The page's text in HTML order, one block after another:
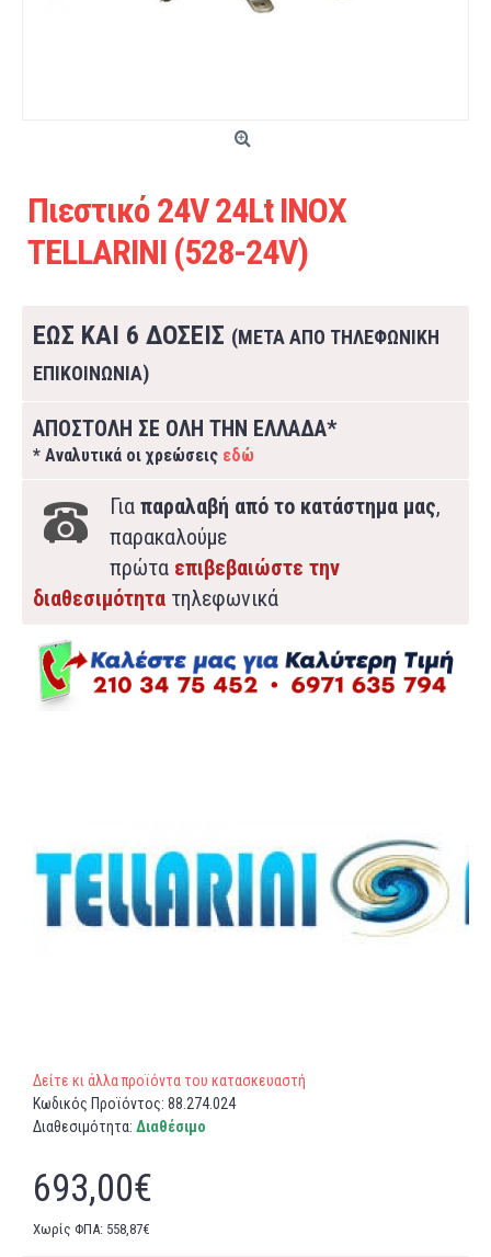
Πιεστικό 24V 24Lt INOX
TELLARINI (528-24V)
ΕΩΣ ΚΑΙ 6 ΔΟΣΕΙΣ (ΜΕΤΑ ΑΠΟ ΤΗΛΕΦΩΝΙΚΗ
ΕΠΙΚΟΙΝΩΝΙΑ)
ΑΠΟΣΤΟΛΗ ΣΕ ΟΛΗ ΤΗΝ ΕΛΛΑΔΑ*
* Αναλυτικά οι χρεώσεις εδώ
Για παραλαβή από το κατάστημα μας,
παρακαλούμε
πρώτα επιβεβαιώστε την
διαθεσιμότητα τηλεφωνικά
Δείτε κι άλλα προϊόντα του κατασκευαστή
Κωδικός Προϊόντος: 88.274.024
Διαθεσιμότητα: Διαθέσιμο
693,00€
Χωρίς ΦΠΑ: 558,87€